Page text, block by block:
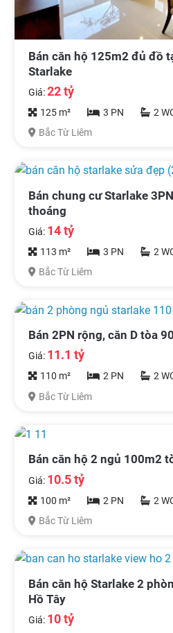
Bán căn hộ 125m2 đủ đồ
Starlake
Giá:22 tỷ
125 m² 3 PN
2
Bắc Từ Liêm
Bán chung cư Starlake
thoáng
Giá: 14 tỷ
113 m² 3 PN
2
Bắc Từ Liêm
Bán 2PN rộng, căn D tòa
Giá: 11.1 tỷ
110 m² 2 PN
2
Bắc Từ Liêm
Bán căn hộ 2 ngủ 100m2
Giá: 10.5 tỷ
100 m² 2 PN
2
Bắc Từ Liêm
Bán căn hộ Starlake 2
Hồ Tây
Giá: 10 tỷ